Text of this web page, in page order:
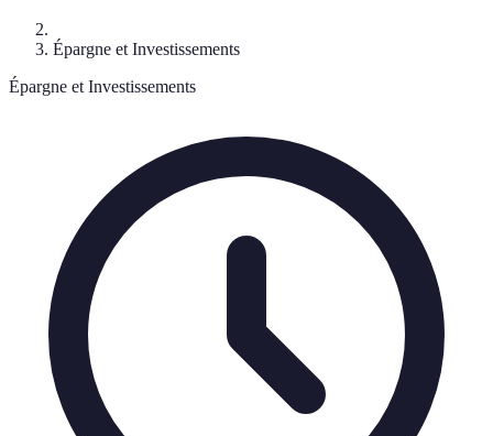
Épargne et Investissements
Épargne et Investissements